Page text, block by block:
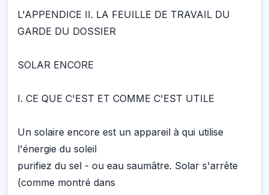
L'APPENDICE II. LA FEUILLE DE TRAVAIL DU
GARDE DU DOSSIER
SOLAR ENCORE
I. CE QUE C'EST ET COMME C'EST UTILE
Un solaire encore est un appareil à qui utilise
l'énergie du soleil
purifiez du sel - ou eau saumâtre. Solar s'arrête
(comme montré dans